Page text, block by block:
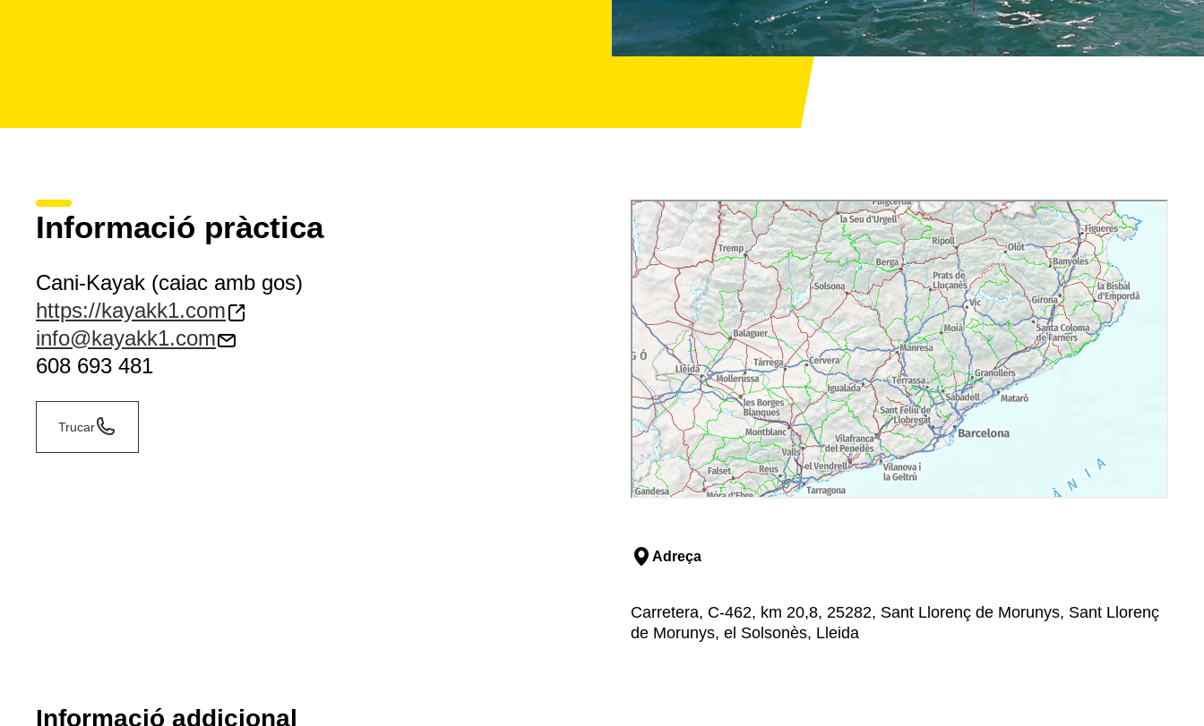
Informació pràctica
Cani-Kayak (caiac amb gos)
https://kayakk1.com
info@kayakk1.com
608 693 481
Trucar
Adreça
Carretera, C-462, km 20,8, 25282, Sant Llorenç de Morunys, Sant Llorenç
de Morunys, el Solsonès, Lleida
Informació addicional